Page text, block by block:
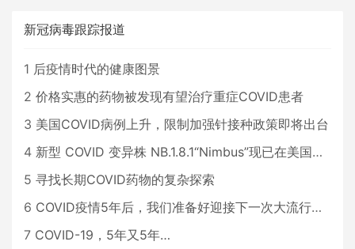
新冠病毒跟踪报道
1 后疫情时代的健康图景
2 价格实惠的药物被发现有望治疗重症COVID患者
3 美国COVID病例上升，限制加强针接种政策即将出台
4 新型 COVID 变异株 NB.1.8.1“Nimbus”现已在美国占据主导地位
5 寻找长期COVID药物的复杂探索
6 COVID疫情5年后，我们准备好迎接下一次大流行了吗？
7 COVID-19，5年又5年…